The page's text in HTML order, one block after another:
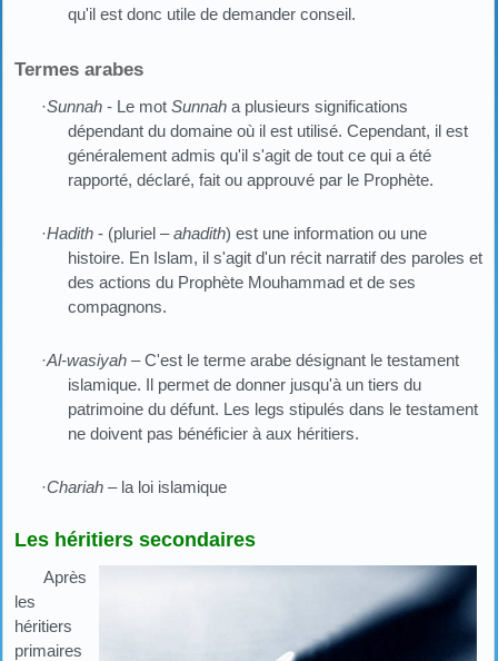
qu'il est donc utile de demander conseil.
Termes arabes
·Sunnah - Le mot Sunnah a plusieurs significations
dépendant du domaine où il est utilisé. Cependant, il est
généralement admis qu'il s'agit de tout ce qui a été
rapporté, déclaré, fait ou approuvé par le Prophète.
·Hadith - (pluriel –ahadith) est une information ou une
histoire. En Islam, il s'agit d'un récit narratif des paroles et
des actions du Prophète Mouhammad et de ses
compagnons.
·Al-wasiyah – C'est le terme arabe désignant le testament
islamique. Il permet de donner jusqu'à un tiers du
patrimoine du défunt. Les legs stipulés dans le testament
ne doivent pas bénéficier à aux héritiers.
·Chariah – la loi islamique
Les héritiers secondaires
Après
les
héritiers
primaires